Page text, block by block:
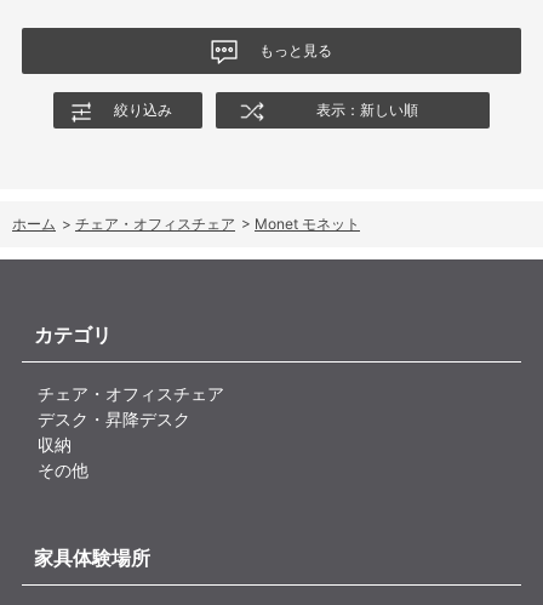
もっと見る
絞り込み 表示：新しい順
ホーム > チェア・オフィスチェア > Monet モネット
カテゴリ
チェア・オフィスチェア
デスク・昇降デスク
収納
その他
家具体験場所